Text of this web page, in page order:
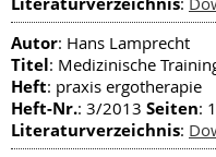
Autor: Hans Lamprecht
Titel: Medizinische
Heft: praxis ergotherapie
Heft-Nr.: 3/2013 Seiten:
Literaturverzeichnis: